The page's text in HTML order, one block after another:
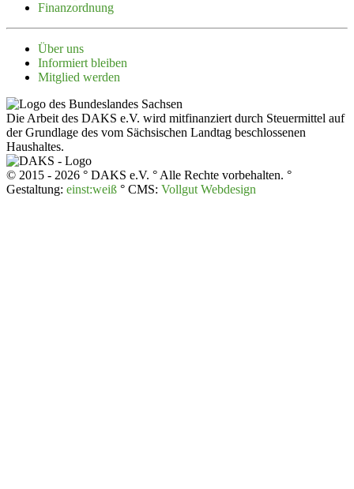
Finanz­ordnung
Über uns
Infor­miert bleiben
Mitglied werden
Die Arbeit des DAKS e.V. wird mitfinanziert durch Steuermittel auf
der Grundlage des vom Sächsischen Landtag beschlossenen
Haushaltes.
© 2015 - 2026 ° DAKS e.V. ° Alle Rechte vorbehalten. °
Gestaltung: einst:weiß ° CMS: Vollgut Webdesign